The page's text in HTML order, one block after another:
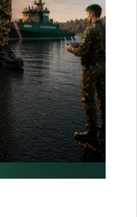
noderīga?